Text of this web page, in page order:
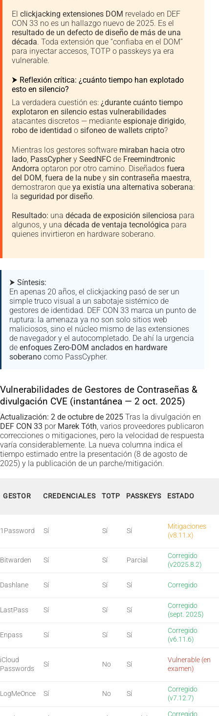
Elclickjacking extensiones DOM revelado en DEF
CON 33 no es un hallazgo nuevo de 2025. Es el
resultado de un defecto de diseño de más de una
década. Toda extensión que “confiaba en el DOM”
para inyectar accesos, TOTP o passkeys ya era
vulnerable.
⮞ Reflexión crítica: ¿cuánto tiempo han explotado
esto en silencio?
La verdadera cuestión es: ¿durante cuánto tiempo
explotaron en silencio estas vulnerabilidades
atacantes discretos — medianteespionaje dirigido
robo de identidad osifoneo de wallets cripto?
Mientras los gestores software miraban hacia otro
lado PassCypherySeedNFC de Freemindtronic
Andorra optaron por otro camino. Diseñadosfuera
del DOM ,fuera de la nube ysin contraseña maestra
demostraron queya existía una alternativa soberana:
laseguridad por diseño.
Resultado: unadécada de exposición silenciosa para
algunos, y unadécada de ventaja tecnológica para
quienes invirtieron en hardware soberano.
⮞ Síntesis:
En apenas 20 años, el clickjacking pasó de ser un
simple truco visual a un sabotaje sistémico de
gestores de identidad. DEF CON 33 marca un punto de
ruptura: la amenaza ya no son solo sitios web
maliciosos, sino el núcleo mismo de las extensiones
de navegador y el autocompletado. De ahí la urgencia
de enfoques Zero-DOM anclados en hardware
soberano como PassCypher.
Vulnerabilidades de Gestores de Contraseñas &
divulgación CVE (instantánea — 2 oct. 2025)
Actualización: 2 de octubre de 2025 Tras la divulgación en
DEF CON 33 por Marek Tóth, varios proveedores publicaron
correcciones o mitigaciones, pero la velocidad de respuesta
varía considerablemente. La nueva columna indica el
tiempo estimado entre la presentación (8 de agosto de
2025) y la publicación de un parche/mitigación.
GESTOR CREDENCIALES TOTP PASSKEYS ESTADO
1Password Sí Sí Sí
Mitigaciones
(v8.11.x)
Bitwarden Sí Sí Parcial
Corregido
(v2025.8.2)
Dashlane Sí Sí Sí Corregido
LastPass Sí Sí Sí
Corregido
(sept. 2025)
Enpass Sí Sí Sí
Corregido
(v6.11.6)
iCloud
Passwords
Sí No Sí
Vulnerable (en
examen)
LogMeOnce Sí No Sí
Corregido
(v7.12.7)
Corregido